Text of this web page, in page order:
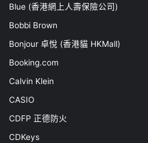
Blue (香港網上人壽保險公司)
Bobbi Brown
Bonjour 卓悅 (香港貓 HKMall)
Booking.com
Calvin Klein
CASIO
CDFP 正德防火
CDKeys